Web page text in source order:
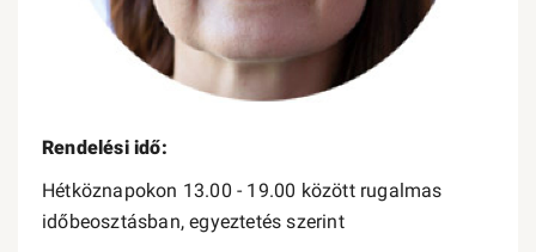
Rendelési idő:
Hétköznapokon 13.00 - 19.00 között rugalmas
időbeosztásban, egyeztetés szerint